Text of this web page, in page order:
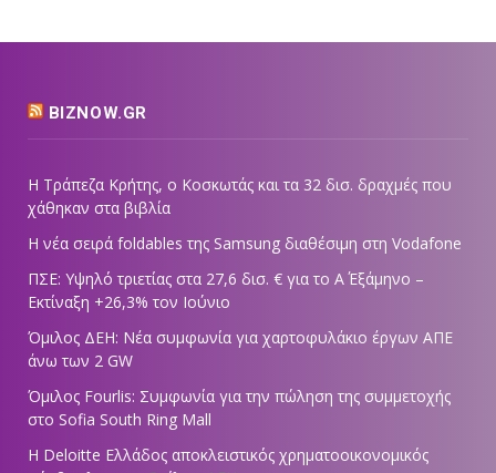
BIZNOW.GR
Η Τράπεζα Κρήτης, ο Κοσκωτάς και τα 32 δισ. δραχμές που
χάθηκαν στα βιβλία
Η νέα σειρά foldables της Samsung διαθέσιμη στη Vodafone
ΠΣΕ: Υψηλό τριετίας στα 27,6 δισ. € για το Α΄ Εξάμηνο –
Εκτίναξη +26,3% τον Ιούνιο
Όμιλος ΔΕΗ: Νέα συμφωνία για χαρτοφυλάκιο έργων ΑΠΕ
άνω των 2 GW
Όμιλος Fourlis: Συμφωνία για την πώληση της συμμετοχής
στο Sofia South Ring Mall
Η Deloitte Ελλάδος αποκλειστικός χρηματοοικονομικός